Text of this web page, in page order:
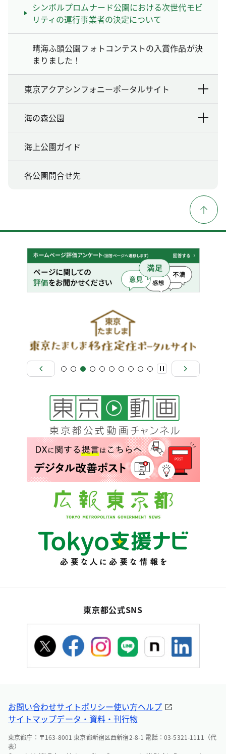
シンボルプロムナード公園における次世代モビ
リティの運行事業者の決定について
晴海ふ頭公園フォトコンテストの入賞作品が決
まりました！
東京アクアシンフォニーポータルサイト
海の森公園
海上公園ガイド
各公園問合せ先
東京都公式SNS
お問い合わせサイトポリシー使い方ヘルプ
サイトマップデータ・資料・刊行物
東京都庁：〒163-8001 東京都新宿区西新宿2-8-1 電話：03-5321-1111（代
表）